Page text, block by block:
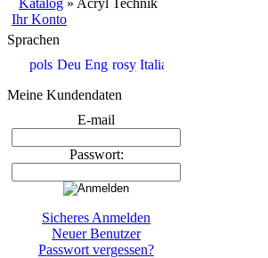
Katalog » Acryl Technik
Ihr Konto
Sprachen
Meine Kundendaten
E-mail
Passwort:
Sicheres Anmelden
Neuer Benutzer
Passwort vergessen?